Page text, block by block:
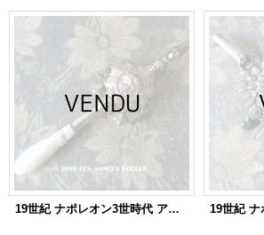
19世紀 ナポレオン3世時代 アンティーク ラトル 天使 シルバー製